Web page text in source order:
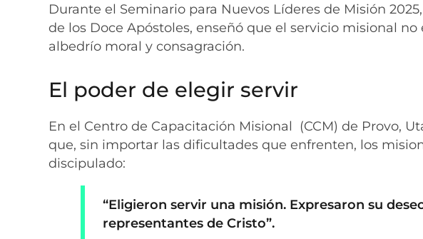
Durante el Seminario para Nuevos Líderes de Misión
de los Doce Apóstoles, enseñó que el servicio misional
albedrío moral y consagración.
El poder de elegir servir
En el Centro de Capacitación Misional
(CCM) de Provo,
que, sin importar las dificultades que enfrenten, los
discipulado:
“Eligieron servir una misión. Expresaron su
representantes de Cristo”.